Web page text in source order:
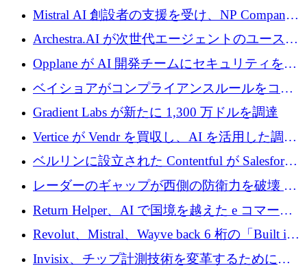
億ドルの評価額で1億5,000万ドルのシリーズD
Mistral AI 創設者の支援を受け、NP Company
がエンジニアリング向け AI を推進するために
Archestra.AI が次世代エージェントのユースケ
ースを実現するために 1,000 万ドルを調達
Opplane が AI 開発チームにセキュリティをも
たらすために 450 万ユーロを調達
ベイショアがコンプライアンスルールをコー
ド化するために800万ドルを調達
Gradient Labs が新たに 1,300 万ドルを調達
Vertice が Vendr を買収し、AI を活用した調達
インテリジェンス プラットフォームを構築
ベルリンに設立された Contentful が Salesforce
に買収される
レーダーのギャップが西側の防衛力を破壊 —
そしてベルリンのチップスタートアップがそ
れを埋める
Return Helper、AI で国境を越えた e コマース
の返品を利益に変えるシリーズ A で 400 万ド
ルを調達
Revolut、Mistral、Wayve back 6 桁の「Built in
Europe」キャンペーン
Invisix、チップ計測技術を変革するために